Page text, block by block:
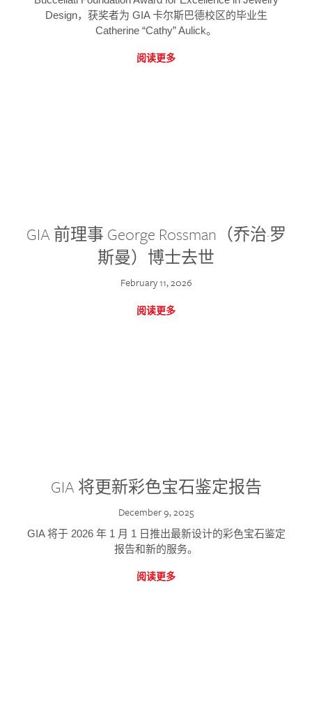
Design，获奖者为 GIA 卡尔斯巴德校区的毕业生
Catherine “Cathy” Aulick。
阅读更多
GIA 前理事 George Rossman（乔治·罗
斯曼）博士去世
February 11, 2026
阅读更多
GIA 将更新彩色宝石鉴定报告
December 9, 2025
GIA 将于 2026 年 1 月 1 日推出最新设计的彩色宝石鉴定
报告和新的服务。
阅读更多